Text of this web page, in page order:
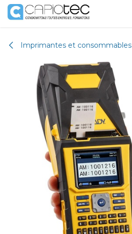
Se rendre au contenu
Imprimantes et consommables